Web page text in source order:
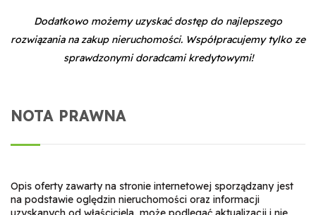
Dodatkowo możemy uzyskać dostęp do najlepszego
rozwiązania na zakup nieruchomości. Współpracujemy tylko ze
sprawdzonymi doradcami kredytowymi!
NOTA PRAWNA
Opis oferty zawarty na stronie internetowej sporządzany jest
na podstawie oględzin nieruchomości oraz informacji